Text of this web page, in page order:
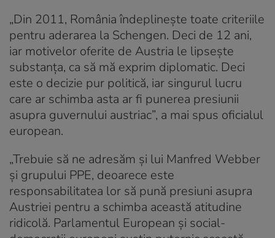
„Din 2011, România îndeplineşte toate criteriile
pentru aderarea la Schengen. Deci de 12 ani,
iar motivelor oferite de Austria le lipseşte
substanţa, ca să mă exprim diplomatic. Deci
este o decizie pur politică, iar singurul lucru
care ar schimba asta ar fi punerea presiunii
asupra guvernului austriac”, a mai spus oficialul
european.
„Trebuie să ne adresăm şi lui Manfred Webber
şi grupului PPE, deoarece este
responsabilitatea lor să pună presiuni asupra
Austriei pentru a schimba această atitudine
ridicolă. Parlamentul European şi social-